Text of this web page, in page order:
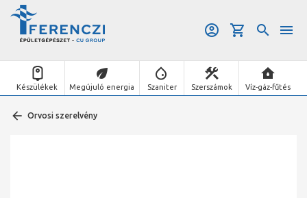
Készülékek Megújuló energia Szaniter Szerszámok Víz-gáz-fűtés
Orvosi szerelvény